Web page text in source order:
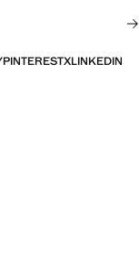
PINTERESTXLINKEDIN